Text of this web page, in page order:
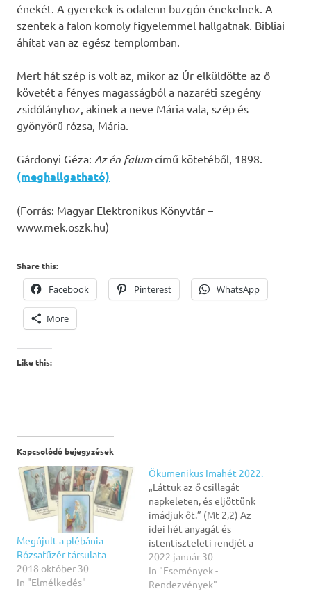
énekét. A gyerekek is odalenn buzgón énekelnek. A
szentek a falon komoly figyelemmel hallgatnak. Bibliai
áhítat van az egész templomban.
Mert hát szép is volt az, mikor az Úr elküldötte az ő
követét a fényes magasságból a nazaréti szegény
zsidólányhoz, akinek a neve Mária vala, szép és
gyönyörű rózsa, Mária.
Gárdonyi Géza: Az én falumcímű kötetéből, 1898.
(meghallgatható)
(Forrás: Magyar Elektronikus Könyvtár –
www.mek.oszk.hu)
Share this:
Facebook Pinterest WhatsApp
More
Like this:
Kapcsolódó bejegyzések
Megújult a plébánia
Rózsafűzér társulata
2018 október 30
In "Elmélkedés"
Ökumenikus Imahét 2022.
„Láttuk az ő csillagát
napkeleten, és eljöttünk
imádjuk őt.” (Mt 2,2) Az
idei hét anyagát és
istentiszteleti rendjét a
Közel - Keleti Egyházak
Tanácsa állította össze. A
napkeleti bölcsek
2022 január 30
In "Események -
Rendezvények"